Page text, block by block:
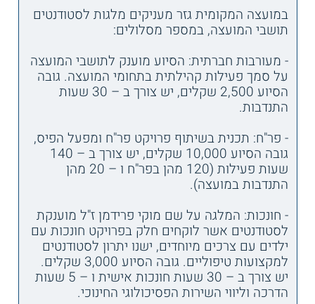
במועצה המקומית גזר מעניקים מלגות לסטודנטים
תושבי המועצה, במספר מסלולים:
- מעורבות חברתית: הסיוע מוענק לתושבי המועצה
על סמך פעילות קהילתית בתחומי המועצה. גובה
הסיוע 2,500 שקלים, יש צורך ב – 30 שעות
התנדבות.
- פר"ח: תכנית בשיתוף פרויקט פר"ח ומפעל הפיס,
גובה הסיוע 10,000 שקלים, יש צורך ב – 140
שעות פעילות (120 מהן בפר"ח ו – 20 מהן
התנדבות במועצה).
- חונכות: המלגה על שם מוקי פרידמן ז"ל מוענקת
לסטודנטים אשר לוקחים חלק בפרויקט חונכות עם
ילדים עם צרכים מיוחדים, ישנו יתרון לסטודנטים
למקצועות טיפוליים. גובה הסיוע 3,000 שקלים.
יש צורך ב – 30 שעות חונכות אישית ו – 5 שעות
הדרכה וליווי השירות הפסיכולוגי החינוכי.